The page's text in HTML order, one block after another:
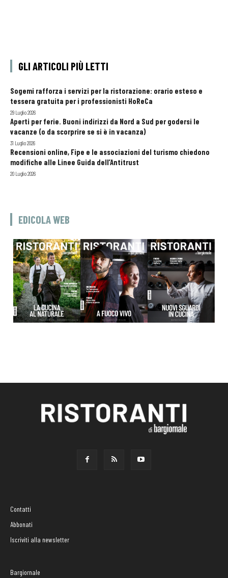
GLI ARTICOLI PIÙ LETTI
Sogemi rafforza i servizi per la ristorazione: orario esteso e
tessera gratuita per i professionisti HoReCa
29 Luglio 2026
Aperti per ferie. Buoni indirizzi da Nord a Sud per godersi le
vacanze (o da scorprire se si è in vacanza)
31 Luglio 2026
Recensioni online, Fipe e le associazioni del turismo chiedono
modifiche alle Linee Guida dell’Antitrust
20 Luglio 2026
EDICOLA WEB
Contatti
Abbonati
Iscriviti alla newsletter
Bargiornale